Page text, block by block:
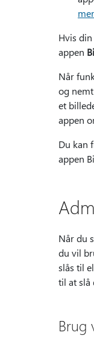
Hvis
appen
Når
og
et
appen
Du kan
appen
Når du
du vil
slås til
til at slå
Brug